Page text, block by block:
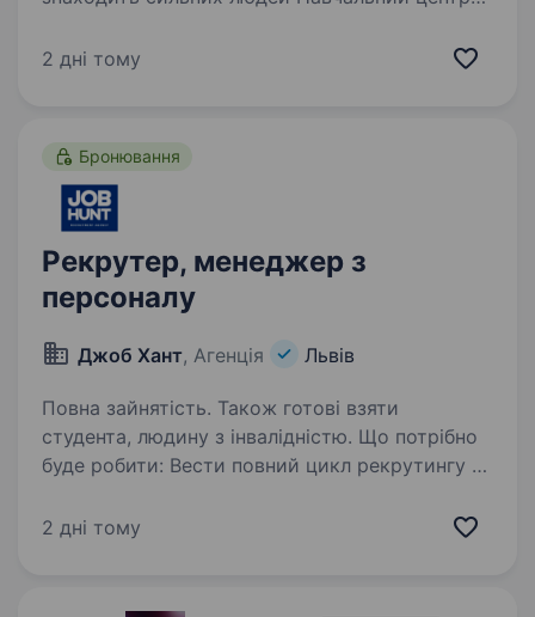
отримати впевненість у собі через вивчення
2 дні тому
Бронювання
Рекрутер, менеджер з
персоналу
Джоб Хант, Агенція Львів
Повна зайнятість. Також готові взяти
студента, людину з інвалідністю. Що потрібно
буде робити: Вести повний цикл рекрутингу —
кандидатів у LinkedIn, Telegram, Facebook,
2 дні тому